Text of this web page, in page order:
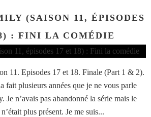
(SAISON 11, ÉPISODES
: FINI LA COMÉDIE
11. Episodes 17 et 18. Finale (Part 1 & 2).
plusieurs années que je ne vous parle
Je n’avais pas abandonné la série mais le
plus présent. Je me suis...